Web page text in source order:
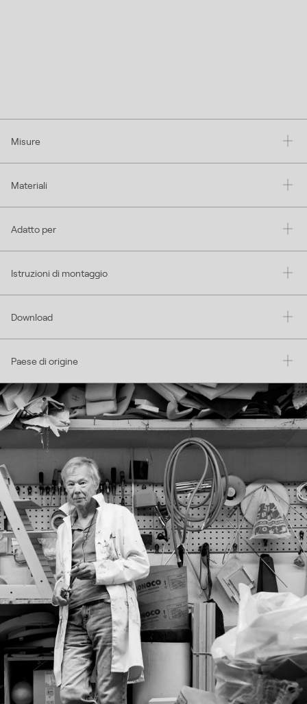
Misure
Materiali
Adatto per
Istruzioni di montaggio
Download
Paese di origine